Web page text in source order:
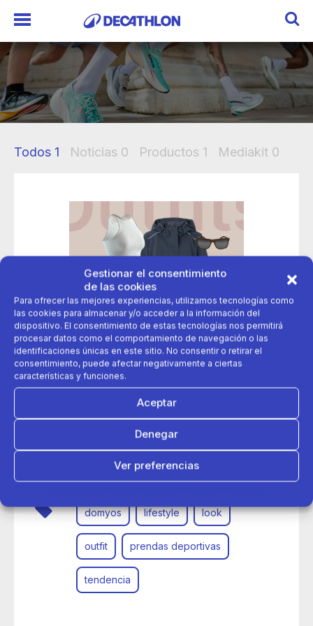
Gestionar el consentimiento
de las cookies
Para ofrecer las mejores experiencias, utilizamos tecnologías como
las cookies para almacenar y/o acceder a la información del
dispositivo. El consentimiento de estas tecnologías nos permitirá
procesar datos como el comportamiento de navegación o las
identificaciones únicas en este sitio. No consentir o retirar el
consentimiento, puede afectar negativamente a ciertas
características y funciones.
Aceptar
Denegar
Ver preferencias
Todos 1 Noticias 0 Productos 1 Mediakit 0
Descubre en Decathlon los looks en tendencia que
buscas para este otoño
domyos lifestyle look
outfit prendas deportivas
tendencia